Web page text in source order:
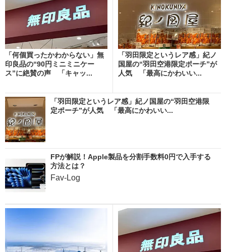
「何個買ったかわからない」無
印良品の“90円ミニミニケー
ス”に絶賛の声 「キャッ...
「羽田限定というレア感」紀ノ
国屋の“羽田空港限定ポーチ”が
人気 「最高にかわいい...
「羽田限定というレア感」紀ノ国屋の“羽田空港限
定ポーチ”が人気 「最高にかわいい...
FPが解説！Apple製品を分割手数料0円で入手する
方法とは？
Fav-Log